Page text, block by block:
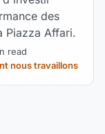
des
Piazza Affari.
read
nous travaillons